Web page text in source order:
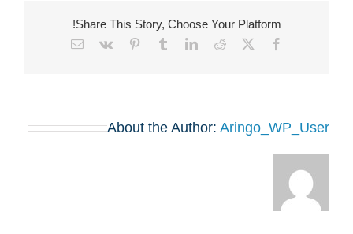
Share This Story, Choose Your Platform!
Facebook
X
Reddit
LinkedIn
Tumblr
Pinterest
Vk
Email
About the Author: Aringo_WP_User